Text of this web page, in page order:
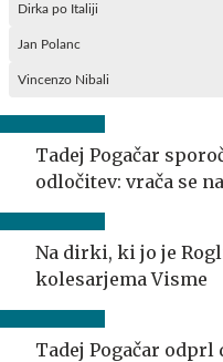
Dirka po Italiji
Jan Polanc
Vincenzo Nibali
Tadej Pogačar
odločitev: vrača se
Na dirki, ki jo je
kolesarjema Visme
Tadej Pogačar odprl